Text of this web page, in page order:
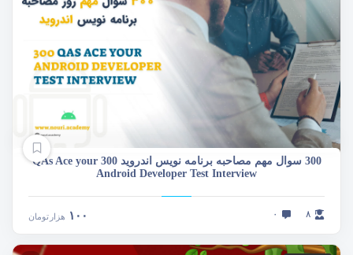
300 سوال مهم مصاحبه برنامه نویس اندروید 300 QAs Ace your
Android Developer Test Interview
۸ ۰ ۱۰۰ هزار تومان